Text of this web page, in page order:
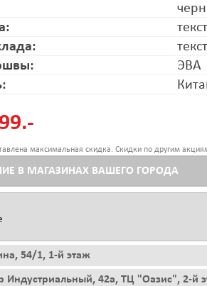
ЭВА
максимальная скидка. Скидки по другим
В МАГАЗИНАХ ВАШЕГО ГОРОДА
54/1, 1-й этаж
Индустриальный, 42а, ТЦ "Оазис", 2-й